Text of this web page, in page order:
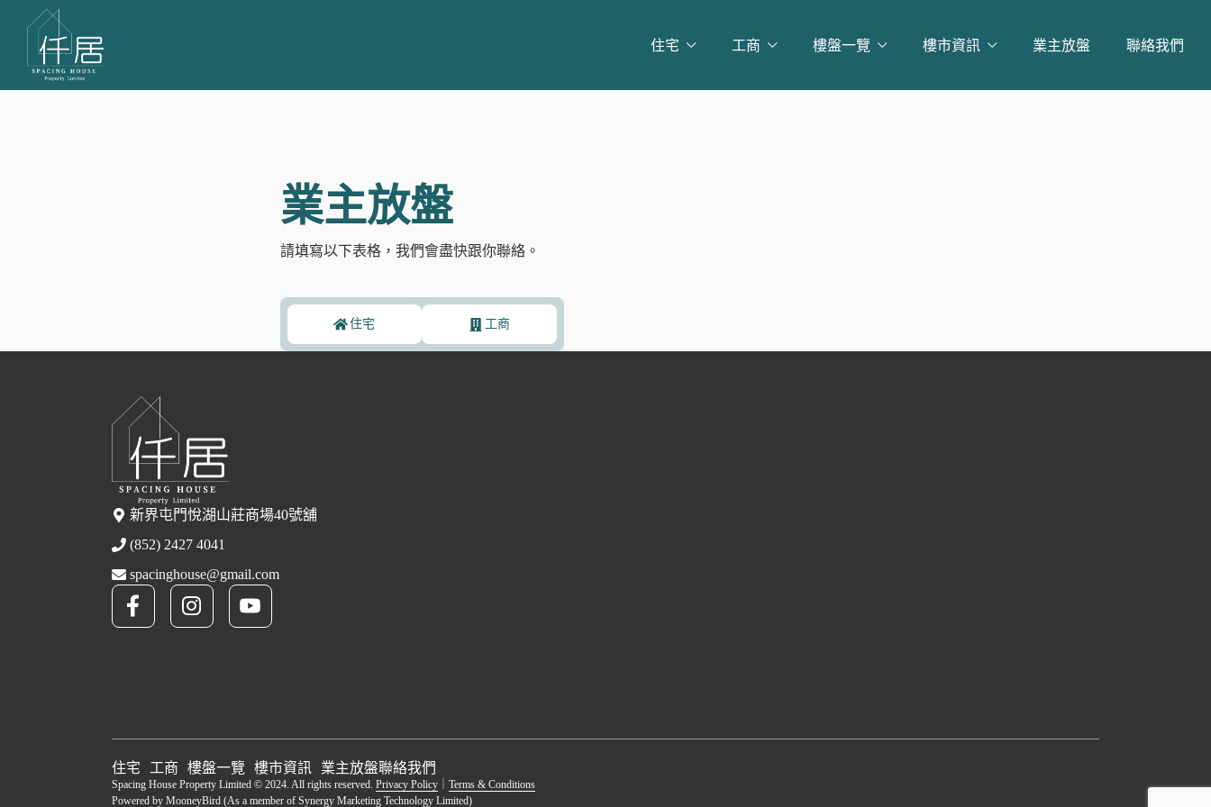
住宅 工商 樓盤一覽 樓市資訊 業主放盤 聯絡我們
業主放盤
請填寫以下表格，我們會盡快跟你聯絡。
住宅 工商
新界屯門悅湖山莊商場40號舖
(852) 2427 4041
spacinghouse@gmail.com
住宅 工商 樓盤一覽 樓市資訊 業主放盤聯絡我們
Spacing House Property Limited © 2024. All rights reserved. Privacy Policy
Terms & Conditions
Powered by MooneyBird (As a member of Synergy Marketing Technology Limited)